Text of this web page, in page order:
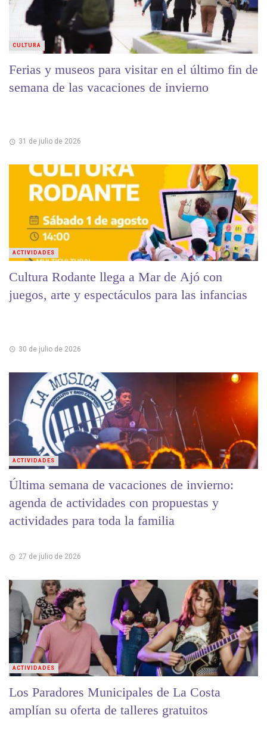
Ferias y museos para visitar en el último fin de
semana de las vacaciones de invierno
31 de julio de 2026
CULTURA
Cultura Rodante llega a Mar de Ajó con
juegos, arte y espectáculos para las infancias
30 de julio de 2026
ACTIVIDADES
Última semana de vacaciones de invierno:
agenda de actividades con propuestas y
actividades para toda la familia
27 de julio de 2026
ACTIVIDADES
Los Paradores Municipales de La Costa
amplían su oferta de talleres gratuitos
ACTIVIDADES